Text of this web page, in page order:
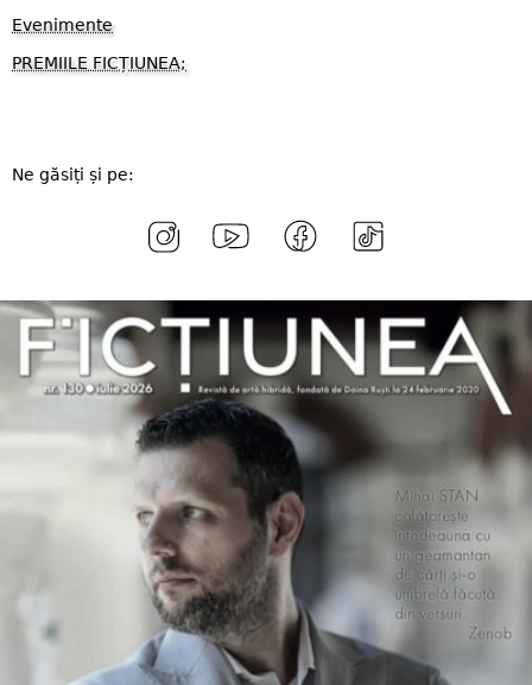
Evenimente
PREMIILE FICȚIUNEA;
Ne găsiți și pe: